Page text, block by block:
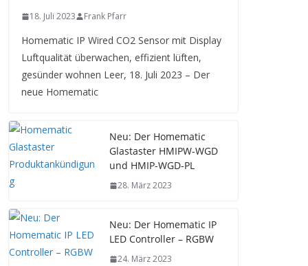
18. Juli 2023 Frank Pfarr
Homematic IP Wired CO2 Sensor mit Display
Luftqualität überwachen, effizient lüften,
gesünder wohnen Leer, 18. Juli 2023 – Der
neue Homematic
Neu: Der Homematic
Glastaster HMIPW-WGD
und HMIP-WGD-PL
28. März 2023
Neu: Der Homematic IP
LED Controller – RGBW
24. März 2023